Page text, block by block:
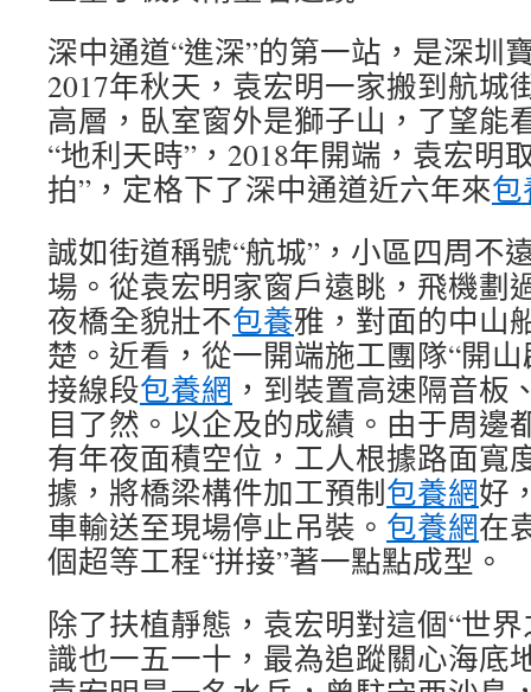
深中通道“進深”的第一站，是深圳
2017年秋天，袁宏明一家搬到航城
高層，臥室窗外是獅子山，了望能
“地利天時”，2018年開端，袁宏明
拍”，定格下了深中通道近六年來
誠如街道稱號“航城”，小區四周不
場。從袁宏明家窗戶遠眺，飛機劃
夜橋全貌壯不包養雅，對面的中山
楚。近看，從一開端施工團隊“開
接線段包養網 ，到裝置高速隔音板
目了然。以企及的成績。由于周邊
有年夜面積空位，工人根據路面寬
據，將橋梁構件加工預制包養網好
車輸送至現場停止吊裝。 包養網在
個超等工程“拼接”著一點點成型。
除了扶植靜態，袁宏明對這個“世
識也一五一十，最為追蹤關心海底